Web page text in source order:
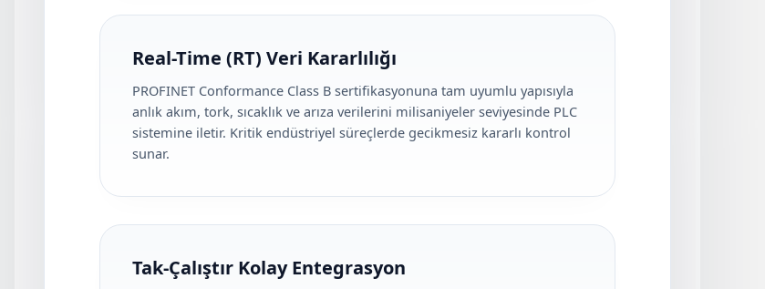
Real-Time (RT) Veri Kararlılığı
PROFINET Conformance Class B sertifikasyonuna tam uyumlu yapısıyla
anlık akım, tork, sıcaklık ve arıza verilerini milisaniyeler seviyesinde PLC
sistemine iletir. Kritik endüstriyel süreçlerde gecikmesiz kararlı kontrol
sunar.
Tak-Çalıştır Kolay Entegrasyon